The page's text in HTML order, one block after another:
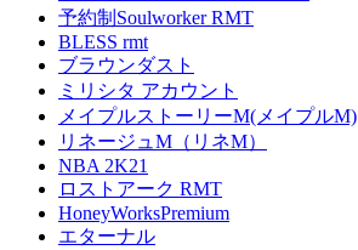
予約制Soulworker RMT
BLESS rmt
ブラウンダスト
ミリシタ アカウント
メイプルストーリーM(メイプルM)
リネージュM（リネM）
NBA 2K21
ロストアーク RMT
HoneyWorksPremium
エターナル